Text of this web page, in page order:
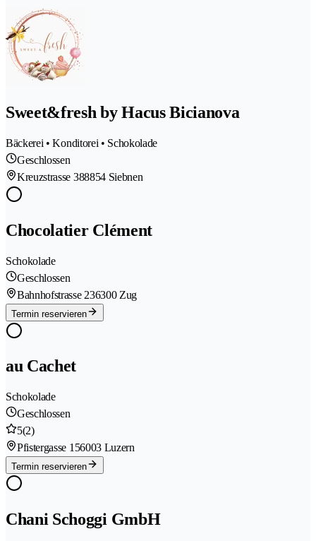
Sweet&fresh by Hacus Bicianova
Bäckerei • Konditorei • Schokolade
Geschlossen
Kreuzstrasse 388854 Siebnen
Chocolatier Clément
Schokolade
Geschlossen
Bahnhofstrasse 236300 Zug
Termin reservieren
au Cachet
Schokolade
Geschlossen
5(2)
Pfistergasse 156003 Luzern
Termin reservieren
Chani Schoggi GmbH